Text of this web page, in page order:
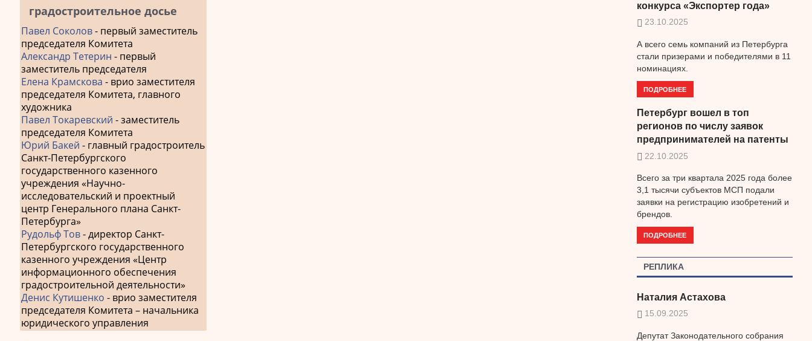
градостроительное досье
Павел Соколов- первый заместитель
председателя Комитета
Александр Тетерин - первый
заместитель председателя
Елена Крамскова - врио заместителя
председателя Комитета, главного
художника
Павел Токаревский - заместитель
председателя Комитета
Юрий Бакей - главный градостроитель
Санкт-Петербургского
государственного казенного
учреждения «Научно-
исследовательский и проектный
центр Генерального плана Санкт-
Петербурга»
Рудольф Тов- директор Санкт-
Петербургского государственного
казенного учреждения «Центр
информационного обеспечения
градостроительной деятельности»
Денис Кутишенко - врио заместителя
председателя Комитета – начальника
юридического управления
конкурса «Экспортер года»
23.10.2025
А всего семь компаний из Петербурга
стали призерами и победителями в 11
номинациях.
ПОДРОБНЕЕ
Петербург вошел в топ
регионов по числу заявок
предпринимателей на патенты
22.10.2025
Всего за три квартала 2025 года более
3,1 тысячи субъектов МСП подали
заявки на регистрацию изобретений и
брендов.
ПОДРОБНЕЕ
РЕПЛИКА
Наталия Астахова
15.09.2025
Депутат Законодательного собрания